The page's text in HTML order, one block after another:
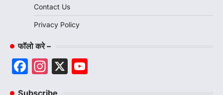
Contact Us
Privacy Policy
फॉलो करे –
Facebook
Instagram
X